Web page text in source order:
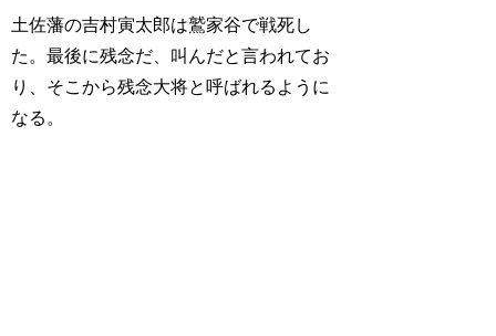
土佐藩の吉村寅太郎は鷲家谷で戦死し
た。最後に残念だ、叫んだと言われてお
り、そこから残念大将と呼ばれるように
なる。